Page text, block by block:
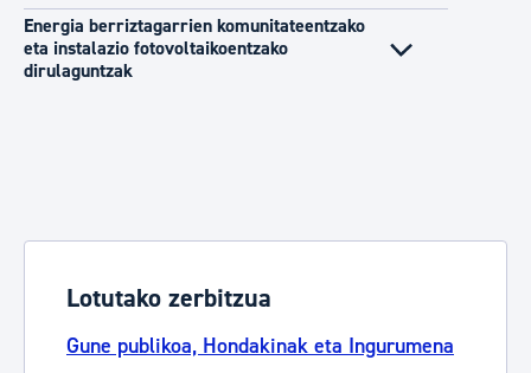
Energia berriztagarrien komunitateentzako
eta instalazio fotovoltaikoentzako
dirulaguntzak
Lotutako zerbitzua
Gune publikoa, Hondakinak eta Ingurumena